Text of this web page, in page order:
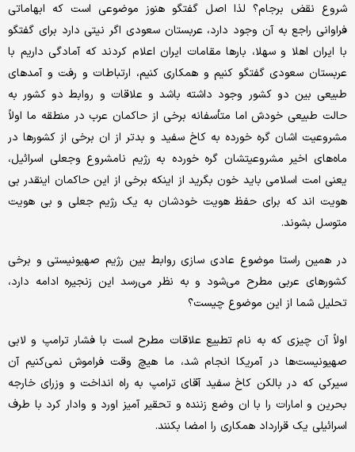
شروع نقض برجام؟ لذا اصل گفتگو هنوز موضوعی است که ابهاماتی
فراوانی راجع به آن وجود دارد، عربستان سعودی اگر نیتی دارد برای گفتگو
با ایران اهلا و سهلا، بارها مقامات ایران اعلام کردند که آمادگی داریم با
عربستان سعودی گفتگو کنیم و همکاری کنیم، ارتباطات و رفت و آمدهای
طبیعی بین دو کشور وجود داشته باشد و علاقات و روابط دو کشور به
حالت طبیعی خودش اما متأسفانه برخی از حاکمان عرب در منطقه ما اولاً
مشروعیت اشان گره خورده به کاخ سفید و بدتر از ان برخی از کشورها در
ماه‌های اخیر مشروعیتشان گره خورده به رژیم نامشروع وجعلی اسرائیل،
یعنی امت اسلامی باید خون بگرید از اینکه برخی از این حاکمان اینقدر بی
هویت اند که برای حفظ هویت خودشان به یک رژیم جعلی و بی هویت
متوسل بشوند.
در همین راستا موضوع عادی سازی روابط بین رژیم صهیونیستی و برخی
کشورهای عربی مطرح می‌شود و به نظر می‌رسد این زنجیره ادامه دارد،
تحلیل شما از این موضوع چیست؟
اولاً آن چیزی که به نام تطبیع علاقات مطرح است با فشار ترامپ و لابی
صهیونیست‌ها در آمریکا انجام شد، ما هیچ وقت فراموش نمی‌کنیم آن
سیرکی که در بالکن کاخ سفید آقای ترامپ به راه انداخت و وزرای خارجه
بحرین و امارات را با ان وضع زننده و تحقیر آمیز اورد و وادار کرد با طرف
اسرائیلی یک قرارداد همکاری را امضا بکنند.